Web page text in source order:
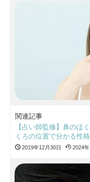
関連記事
【占い師監修】鼻のほ
くろの位置で分かる性
2019年12月30日 2024